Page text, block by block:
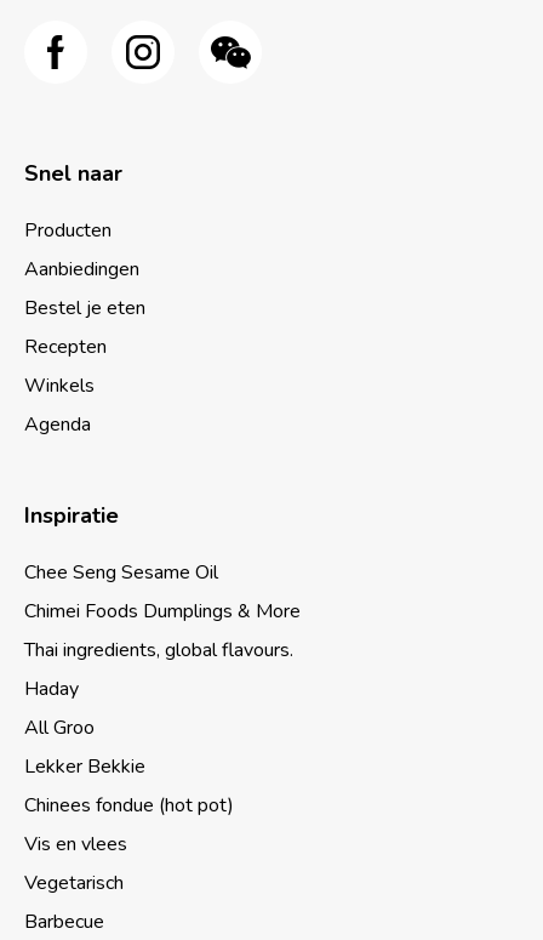
Snel naar
Producten
Aanbiedingen
Bestel je eten
Recepten
Winkels
Agenda
Inspiratie
Chee Seng Sesame Oil
Chimei Foods Dumplings & More
Thai ingredients, global flavours.
Haday
All Groo
Lekker Bekkie
Chinees fondue (hot pot)
Vis en vlees
Vegetarisch
Barbecue